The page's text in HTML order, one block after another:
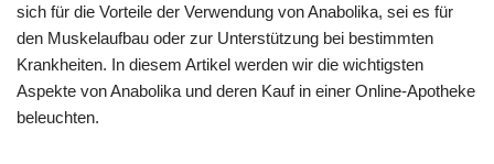
sich für die Vorteile der Verwendung von Anabolika, sei es für
den Muskelaufbau oder zur Unterstützung bei bestimmten
Krankheiten. In diesem Artikel werden wir die wichtigsten
Aspekte von Anabolika und deren Kauf in einer Online-Apotheke
beleuchten.